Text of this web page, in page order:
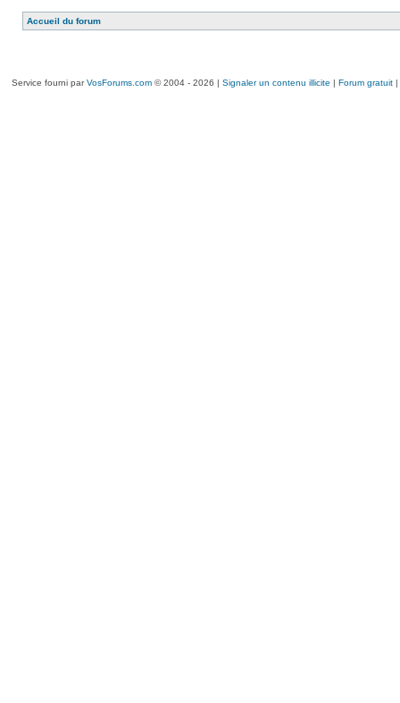
Accueil du forum
Service fourni parVosForums.com© 2004 - 2026 | Signaler un contenu illicite | Forum gratuit|